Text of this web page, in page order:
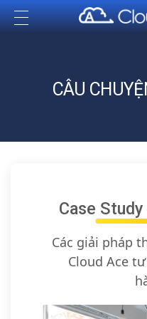
Cloud Ace
Nhà cung cấp giải pháp trên GCP cho doanh nghiệp
CÂU
Case
Các giải pháp
Cloud Ace